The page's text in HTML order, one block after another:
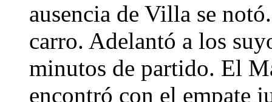
ausencia de Villa se
carro. Adelantó a los
minutos de partido. El
encontró con el empate